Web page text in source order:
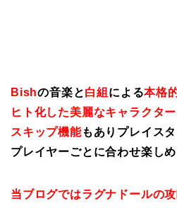
Bishの音楽と白組 による本格
ヒト化した美麗なキャラクター
スキップ機能もありプレイス
プレイヤーごとに合わせ楽しめ
当ブログではラグナドールの